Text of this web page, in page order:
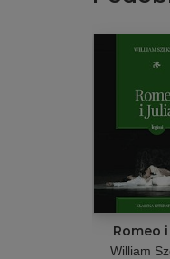
Romeo
William